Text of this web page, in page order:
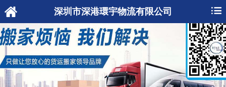
深圳市深港環宇物流有限公司